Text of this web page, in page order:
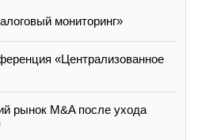
мониторинг»
«Централизованное
рынок M&A после ухода